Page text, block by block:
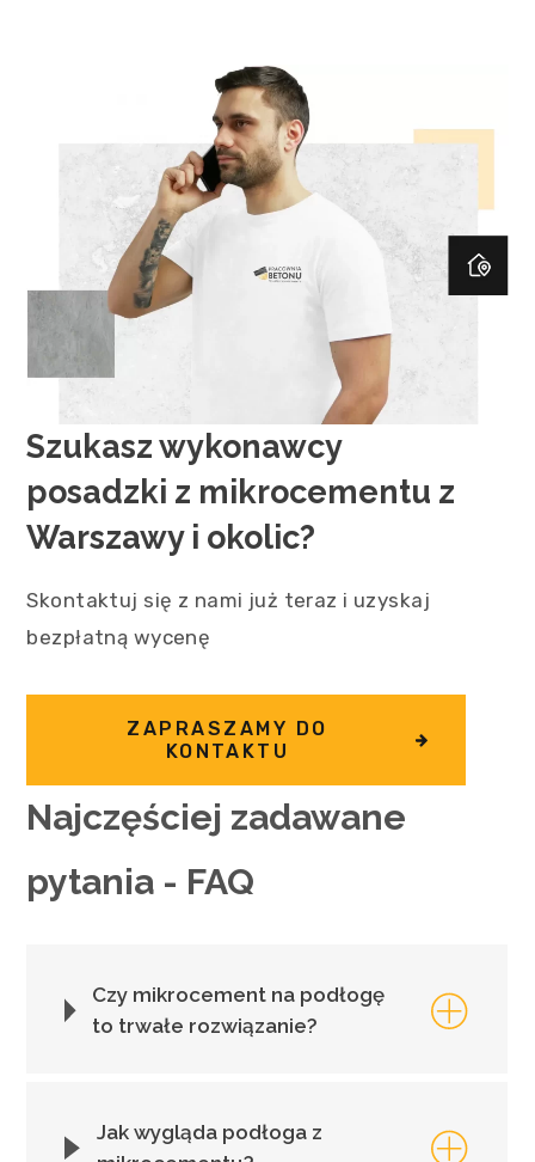
Szukasz wykonawcy
posadzki z mikrocementu z
Warszawy i okolic?
Skontaktuj się z nami już teraz i uzyskaj
bezpłatną wycenę
ZAPRASZAMY DO
KONTAKTU
Najczęściej zadawane
pytania - FAQ
Czy mikrocement na podłogę
to trwałe rozwiązanie?
Jak wygląda podłoga z